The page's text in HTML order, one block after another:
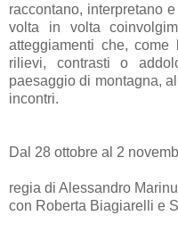
raccontano, interpretano
volta in volta
atteggiamenti che,
rilievi, contrasti o
paesaggio di montagna,
incontri.
Dal 28 ottobre al 2
regia di Alessandro
con Roberta Biagiarelli e